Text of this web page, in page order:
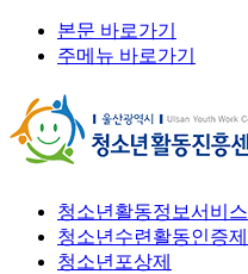
본문 바로가기
주메뉴 바로가기
청소년활동정보서비스
청소년수련활동인증제
청소년포상제